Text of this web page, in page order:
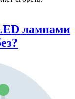
лампами